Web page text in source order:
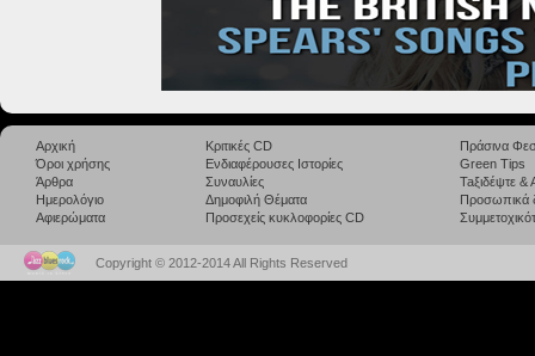
Αρχική
Όροι χρήσης
Άρθρα
Ημερολόγιο
Αφιερώματα
Κριτικές CD
Ενδιαφέρουσες Ιστορίες
Συναυλίες
Δημοφιλή Θέματα
Προσεχείς κυκλοφορίες CD
Πράσινα
Green Tips
Taξιδέψτε
Προσωπικά
Copyright © 2012-2014 All Rights Reserved